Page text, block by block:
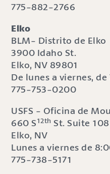
775-882-2766
Elko
BLM- Distrito de Elko
3900 Idaho St.
Elko, NV 89801
De lunes a viernes,
775-753-0200
USFS - Oficina de
660 S12th St. Suite 108
Elko, NV
Lunes a viernes de
775-738-5171